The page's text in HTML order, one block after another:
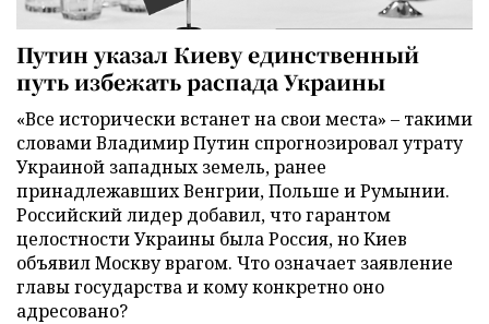
Путин указал Киеву единственный
путь избежать распада Украины
«Все исторически встанет на свои места» – такими
словами Владимир Путин спрогнозировал утрату
Украиной западных земель, ранее
принадлежавших Венгрии, Польше и Румынии.
Российский лидер добавил, что гарантом
целостности Украины была Россия, но Киев
объявил Москву врагом. Что означает заявление
главы государства и кому конкретно оно
адресовано?